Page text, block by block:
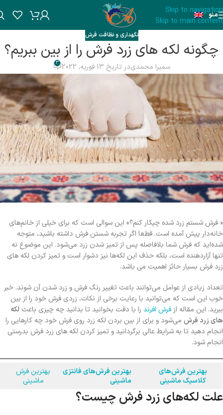
Skip to navigation
Skip to main content
منو
نگهداری و نظافت فرش
چگونه لکه‌ های زرد فرش را از بین ببریم؟
سمیرا محمدیدر تاریخ 13 فوریه, 2022 3
« فرش شستم زرد شده چیکار کنم؟» این سوالی است که برای خیلی از خانم‌های
خانه‌دار پیش آمده است. قطعا اگر تجربه شستن فرش داشته باشید، متوجه
شده‌اید که فرش شما بلافاصله پس از تمیز شدن زرد می‌شود. این موضوع نه
تنها آزاردهنده است، بلکه حذف این لکه‌ها نیز دشوار است و تمیز کردن لکه های
زرد فرش بسیار حائز اهمیت می باشد.
تعداد زیادی از عوامل می‌توانند باعث تغییر رنگ فرش و زرد شدن آن شوند. خبر
خوب این است که می‌توانید با رعایت برخی از نکات، زردی فرش خود را از بین
ببرید. این مقاله از فرش افرند را با دقت بخوانید تا بدانید چه چیزی باعث لکه‌
های زرد فرش می‌شود و برای از بین بردن لکه زرد روی فرش خود چه کارهایی را
انجام دهید تا به شرایط عالی برگردانید و تمیز کردن لکه های زرد فرش بدرستی
انجام شود.
بهترین فرش‌های
کلاسیک ماشینی
بهترین فرش‌های فانتزی
ماشینی
بهترین فرش
ماشینی
علت لکه‌های زرد فرش چیست؟